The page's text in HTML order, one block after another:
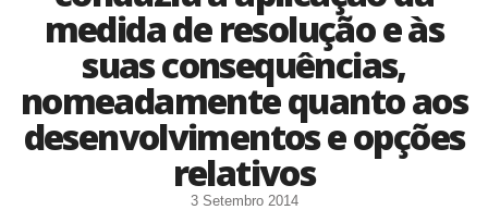
medida de resolução e às
suas consequências,
nomeadamente quanto aos
desenvolvimentos e opções
relativos
3 Setembro 2014